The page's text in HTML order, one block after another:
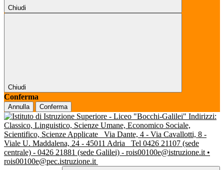
Chiudi
Chiudi
Conferma
Annulla Conferma
Indirizzi:
Classico, Linguistico, Scienze Umane, Economico Sociale,
Scientifico, Scienze Applicate
Via Dante, 4 - Via Cavallotti, 8 -
Viale U. Maddalena, 24 - 45011 Adria
Tel 0426 21107 (sede
centrale) - 0426 21881 (sede Galilei) - rois00100e@istruzione.it •
rois00100e@pec.istruzione.it